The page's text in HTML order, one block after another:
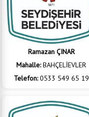
Ramazan ÇINAR
Mahalle:BAHÇELİEVLER
Telefon:0533 549 65 19